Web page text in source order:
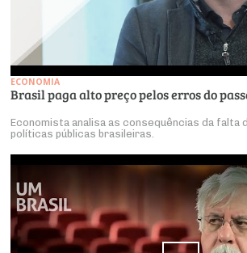
ECONOMIA
Brasil paga alto preço pelos erros do
Economista analisa as consequências da falta
políticas públicas brasileiras.